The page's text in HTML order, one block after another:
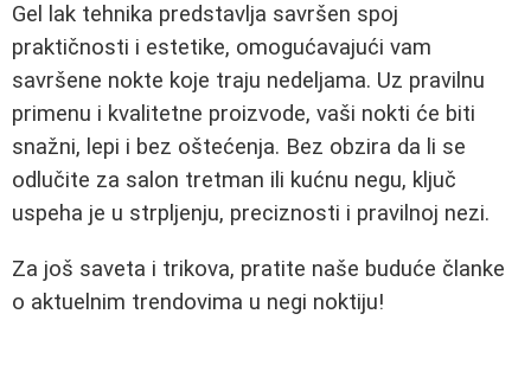
Gel lak tehnika predstavlja savršen spoj
praktičnosti i estetike, omogućavajući vam
savršene nokte koje traju nedeljama. Uz pravilnu
primenu i kvalitetne proizvode, vaši nokti će biti
snažni, lepi i bez oštećenja. Bez obzira da li se
odlučite za salon tretman ili kućnu negu, ključ
uspeha je u strpljenju, preciznosti i pravilnoj nezi.
Za još saveta i trikova, pratite naše buduće članke
o aktuelnim trendovima u negi noktiju!